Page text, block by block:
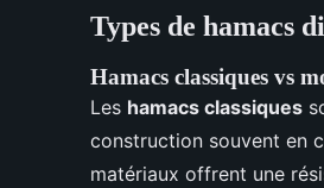
Types de hamacs
Hamacs classiques vs
Les hamacs classiques
construction souvent en
matériaux offrent une